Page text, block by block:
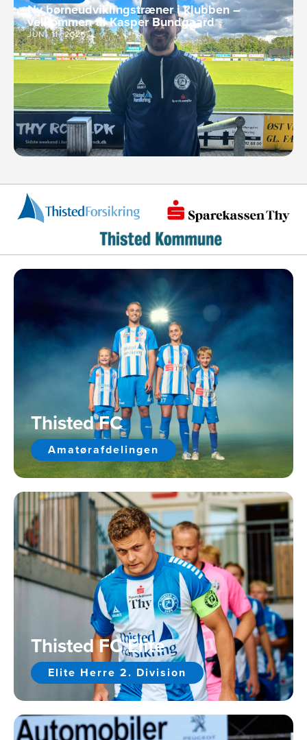
Ny børneudviklingstræner i klubben –
velkommen til Kasper Bundgaard
JUNI 11, 2026
Thisted FC
Amatørafdelingen
Thisted FC Elite
Elite Herre 2. Division